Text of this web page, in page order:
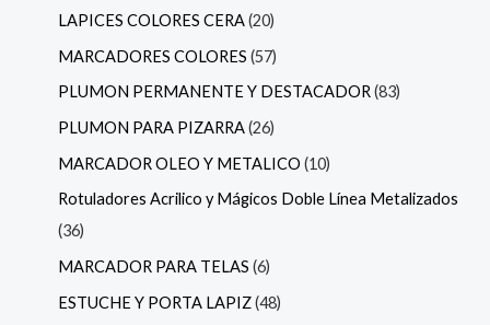
LAPICES COLORES CERA 20
MARCADORES COLORES 57
PLUMON PERMANENTE Y DESTACADOR 83
PLUMON PARA PIZARRA 26
MARCADOR OLEO Y METALICO 10
Rotuladores Acrilico y Mágicos Doble Línea Metalizados
36
MARCADOR PARA TELAS 6
ESTUCHE Y PORTA LAPIZ 48